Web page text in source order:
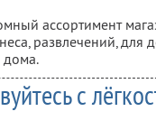
ассортимент
развлечений, для
дома.
с